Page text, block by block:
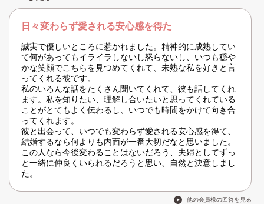
日々変わらず愛される安心感を得た
誠実で優しいところに惹かれました。精神的に成熟してい
て何があってもイライラしないし怒らないし、いつも穏や
かな笑顔でこちらを見つめてくれて、未熟な私を好きと言
ってくれる彼です。
私のいろんな話をたくさん聞いてくれて、彼も話してくれ
ます。私を知りたい、理解し合いたいと思ってくれている
ことがとてもよく伝わるし、いつでも時間をかけて向き合
ってくれます。
彼と出会って、いつでも変わらず愛される安心感を得て、
結婚するなら何よりも内面が一番大切だなと思いました。
この人なら今後変わることはないだろう、夫婦としてずっ
と一緒に仲良くいられるだろうと思い、自然と決意しまし
た。
他の会員様の回答を見る